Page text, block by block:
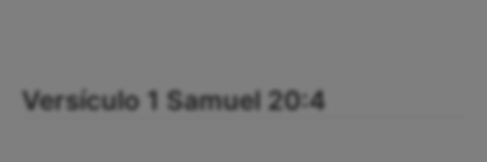
Versículo 1 Samuel 20:4